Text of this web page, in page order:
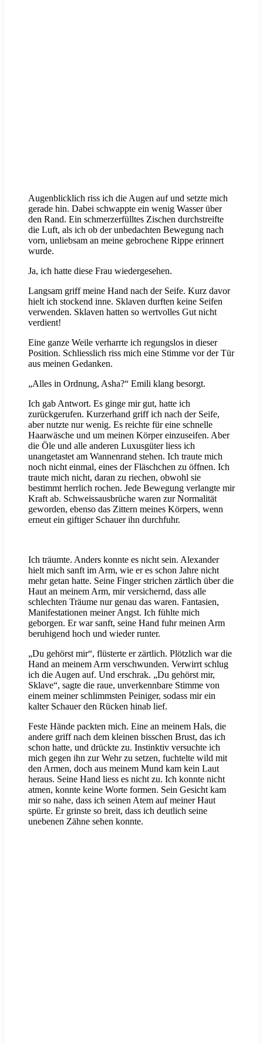
Augenblicklich riss ich die Augen auf und setzte mich
gerade hin. Dabei schwappte ein wenig Wasser über
den Rand. Ein schmerzerfülltes Zischen durchstreifte
die Luft, als ich ob der unbedachten Bewegung nach
vorn, unliebsam an meine gebrochene Rippe erinnert
wurde.
Ja, ich hatte diese Frau wiedergesehen.
Langsam griff meine Hand nach der Seife. Kurz davor
hielt ich stockend inne. Sklaven durften keine Seifen
verwenden. Sklaven hatten so wertvolles Gut nicht
verdient!
Eine ganze Weile verharrte ich regungslos in dieser
Position. Schliesslich riss mich eine Stimme vor der Tür
aus meinen Gedanken.
„Alles in Ordnung, Asha?“ Emili klang besorgt.
Ich gab Antwort. Es ginge mir gut, hatte ich
zurückgerufen. Kurzerhand griff ich nach der Seife,
aber nutzte nur wenig. Es reichte für eine schnelle
Haarwäsche und um meinen Körper einzuseifen. Aber
die Öle und alle anderen Luxusgüter liess ich
unangetastet am Wannenrand stehen. Ich traute mich
noch nicht einmal, eines der Fläschchen zu öffnen. Ich
traute mich nicht, daran zu riechen, obwohl sie
bestimmt herrlich rochen. Jede Bewegung verlangte mir
Kraft ab. Schweissausbrüche waren zur Normalität
geworden, ebenso das Zittern meines Körpers, wenn
erneut ein giftiger Schauer ihn durchfuhr.
Ich träumte. Anders konnte es nicht sein. Alexander
hielt mich sanft im Arm, wie er es schon Jahre nicht
mehr getan hatte. Seine Finger strichen zärtlich über die
Haut an meinem Arm, mir versichernd, dass alle
schlechten Träume nur genau das waren. Fantasien,
Manifestationen meiner Angst. Ich fühlte mich
geborgen. Er war sanft, seine Hand fuhr meinen Arm
beruhigend hoch und wieder runter.
„Du gehörst mir“, flüsterte er zärtlich. Plötzlich war die
Hand an meinem Arm verschwunden. Verwirrt schlug
ich die Augen auf. Und erschrak. „Du gehörst mir,
Sklave“, sagte die raue, unverkennbare Stimme von
einem meiner schlimmsten Peiniger, sodass mir ein
kalter Schauer den Rücken hinab lief.
Feste Hände packten mich. Eine an meinem Hals, die
andere griff nach dem kleinen bisschen Brust, das ich
schon hatte, und drückte zu. Instinktiv versuchte ich
mich gegen ihn zur Wehr zu setzen, fuchtelte wild mit
den Armen, doch aus meinem Mund kam kein Laut
heraus. Seine Hand liess es nicht zu. Ich konnte nicht
atmen, konnte keine Worte formen. Sein Gesicht kam
mir so nahe, dass ich seinen Atem auf meiner Haut
spürte. Er grinste so breit, dass ich deutlich seine
unebenen Zähne sehen konnte.